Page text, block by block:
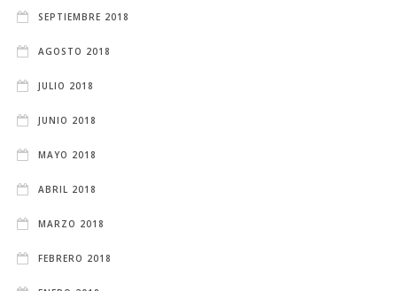
SEPTIEMBRE 2018
AGOSTO 2018
JULIO 2018
JUNIO 2018
MAYO 2018
ABRIL 2018
MARZO 2018
FEBRERO 2018